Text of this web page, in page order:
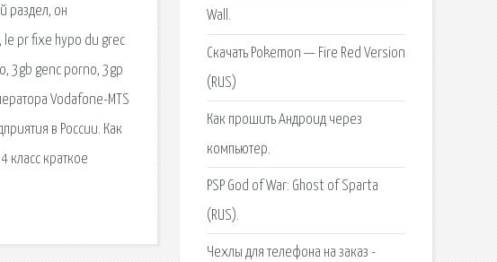
раздел, он
le pr fixe hypo du grec
3gb genc porno, 3gp
Vodafone-MTS
в России. Как
класс краткое
Wall.
Скачать Pokemon — Fire Red Version
(RUS)
Как прошить Андроид через
компьютер.
PSP God of War: Ghost of Sparta
(RUS).
Чехлы для телефона на заказ -